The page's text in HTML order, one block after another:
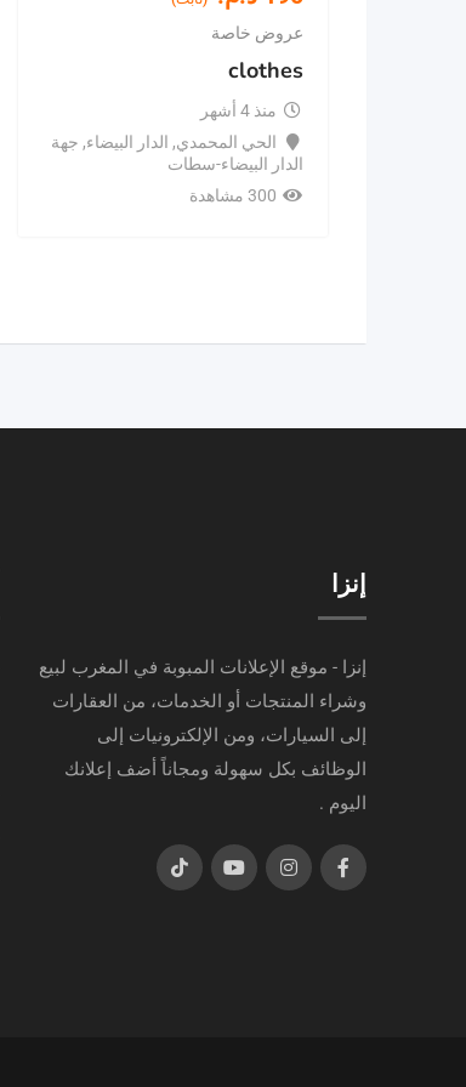
عروض خاصة
clothes
منذ 4 أشهر
الحي المحمدي, الدار البيضاء, جهة
الدار البيضاء-سطات
300 مشاهدة
إنزا
إنزا - موقع الإعلانات المبوبة في المغرب لبيع
وشراء المنتجات أو الخدمات، من العقارات
إلى السيارات، ومن الإلكترونيات إلى
الوظائف بكل سهولة ومجاناً أضف إعلانك
اليوم .